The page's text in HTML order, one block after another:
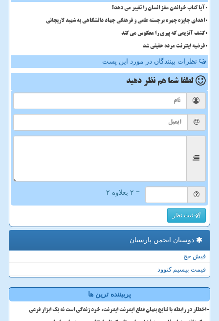
آیا کتاب خواندن مغز انسان را تغییر می دهد؟
اهدای جایزه چهره برجسته علمی و فرهنگی جهاد دانشگاهی به شهید لاریجانی
کشف آنزیمی که پیری را معکوس می کند
فرضیه اینترنت مرده حقیقی شد
نظرات بینندگان در مورد این پست
لطفا شما هم نظر دهید
= ۲ بعلاوه ۲
ثبت نظر
دوستان انجمن پارسیان
فیش حج
قیمت بیسیم کنوود
پربیننده ترین ها
اخطار در رابطه با نتایج پنهان قطع اینترنت اینترنت، خود زندگی است نه یک ابزار فرعی